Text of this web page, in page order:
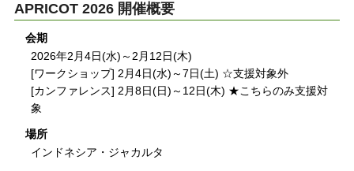
APRICOT 2026 開催概要
会期
2026年2月4日(水)～2月12日(木)
[ワークショップ] 2月4日(水)～7日(土) ☆支援対象外
[カンファレンス] 2月8日(日)～12日(木) ★こちらのみ支援対
象
場所
インドネシア・ジャカルタ